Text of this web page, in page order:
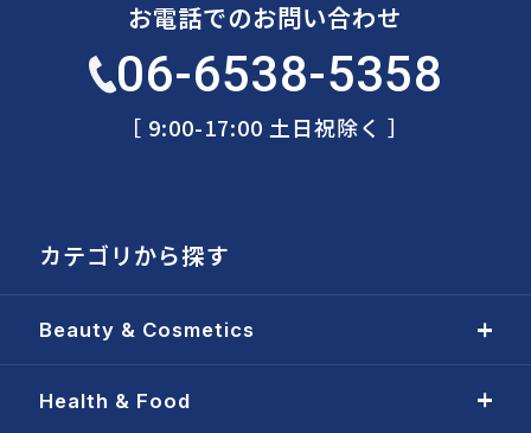
お電話でのお問い合わせ
06-6538-5358
［ 9:00-17:00 土日祝除く ］
カテゴリから探す
Beauty & Cosmetics
Health & Food